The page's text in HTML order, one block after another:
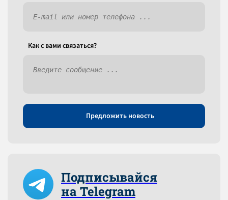
Как c вами связаться?
Предложить новость
Подписывайся
на Telegram